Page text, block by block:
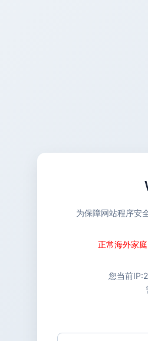
为保障网站程序安
正常海外家
您当前IP: